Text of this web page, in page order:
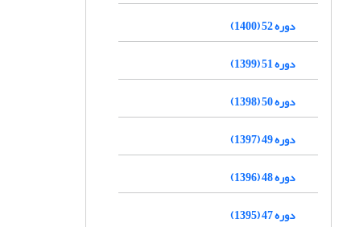
دوره 52 (1400)
دوره 51 (1399)
دوره 50 (1398)
دوره 49 (1397)
دوره 48 (1396)
دوره 47 (1395)